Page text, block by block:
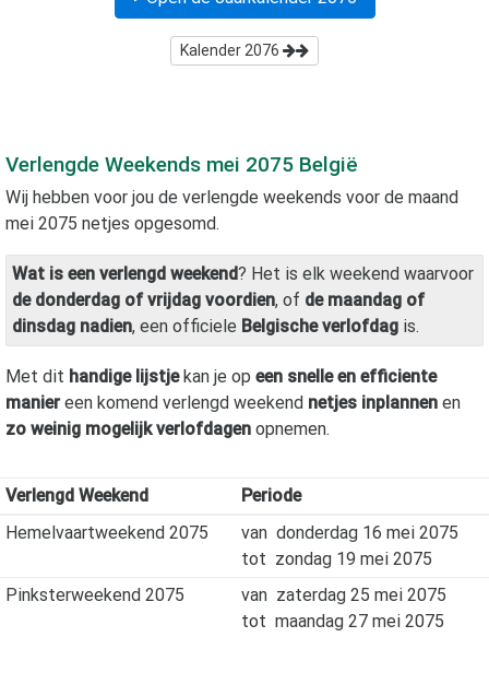
Kalender 2076
Verlengde Weekends mei 2075 België
Wij hebben voor jou de verlengde weekends voor de maand
mei 2075 netjes opgesomd.
Wat is een verlengd weekend? Het is elk weekend waarvoor
de donderdag of vrijdag voordien, of de maandag of
dinsdag nadien, een officiele Belgische verlofdag is.
Met dit handige lijstjekan je op een snelle en efficiente
maniereen komend verlengd weekend netjes inplannen en
zo weinig mogelijk verlofdagen opnemen.
Verlengd Weekend
Periode
Hemelvaartweekend 2075
van donderdag 16 mei 2075
tot zondag 19 mei 2075
Pinksterweekend 2075
van zaterdag 25 mei 2075
tot maandag 27 mei 2075